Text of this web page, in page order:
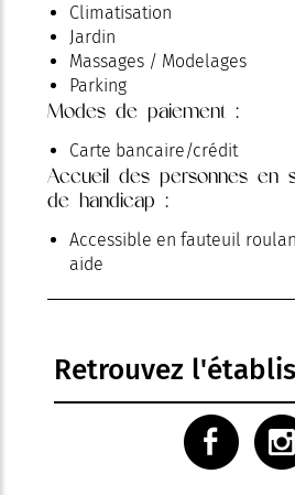
Climatisation
Jardin
Massages / Modelages
Parking
Piscine
Télévision
Terrasse
Modes de paiement :
Carte bancaire/crédit
Accueil des personnes en
de handicap :
Accessible en fauteuil
aide
Retrouvez